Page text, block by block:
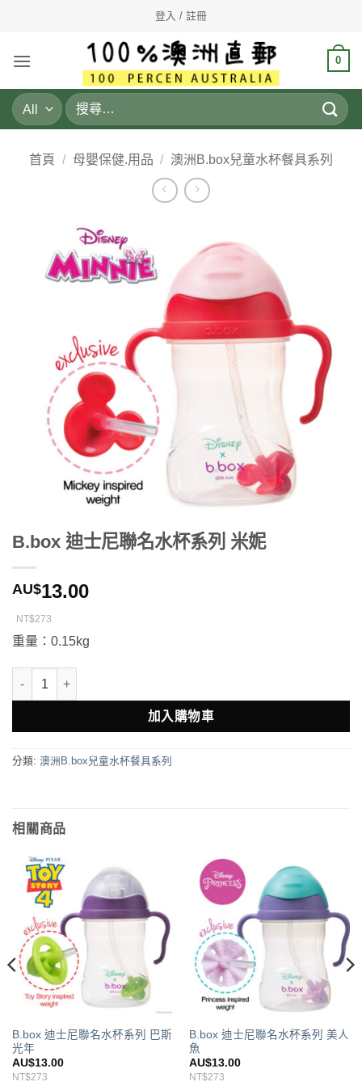
登入 / 註冊
0
搜
尋
鍵
首頁 / 母嬰保健.用品 / 澳洲B.box兒童水杯餐具系列
B.box 迪士尼聯名水杯系列 米妮
AU$13.00
NT$273
重量：0.15kg
B.box 迪士尼聯名水杯系列 米妮 數量
加入購物車
分類: 澳洲B.box兒童水杯餐具系列
相關商品
B.box 迪士尼聯名水杯系列 巴斯
光年
AU$13.00
NT$273
B.box 迪士尼聯名水杯系列 美人
魚
AU$13.00
NT$273